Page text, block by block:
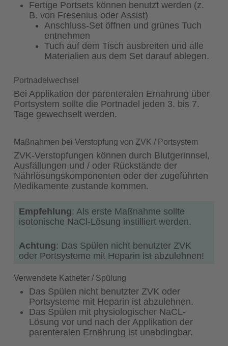
Fertige Portsets können benutzt werden (z.
B. von Fresenius oder Assist)
Anschluss-Set öffnen und grünes Tuch
entnehmen
Tuch auf dem Tisch ausbreiten und alle
Materialien aus dem Set darauf ablegen.
Portnadelwechsel
Bei Applikation der parenteralen Ernahrung über
Portsystem sollte die Portnadel jeden 3. bis 7.
Tage gewechselt werden.
Maßnahmen bei Verstopfung von ZVK / Portsystem
ZVK-Verstopfungen können durch Blutgerinnsel,
Ausfällungen und / oder Rückstände der
Nährlösungskomponenten oder der zugeführten
Medikamente zustande kommen.
Empfehlung: Als erste Maßnahme sollte
isotonische NaCl-Lösung instilliert werden.
Achtung: Das Spülen nicht benutzter ZVK
oder Portsysteme mit Heparin ist abzulehnen!
Verwendete Katheter / Spülung
Das Spülen nicht benutzter ZVK oder
Portsysteme mit Heparin ist abzulehnen.
Das Spülen mit physiologischer NaCL-
Lösung vor und nach der Applikation der
parenteralen Ernährung ist unabdingbar.